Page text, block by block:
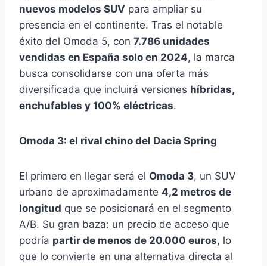
nuevos modelos SUV para ampliar su
presencia en el continente. Tras el notable
éxito del Omoda 5, con 7.786 unidades
vendidas en España solo en 2024, la marca
busca consolidarse con una oferta más
diversificada que incluirá versiones híbridas,
enchufables y 100% eléctricas.
Omoda 3: el rival chino del Dacia Spring
El primero en llegar será el Omoda 3, un SUV
urbano de aproximadamente 4,2 metros de
longitud que se posicionará en el segmento
A/B. Su gran baza: un precio de acceso que
podría partir de menos de 20.000 euros, lo
que lo convierte en una alternativa directa al